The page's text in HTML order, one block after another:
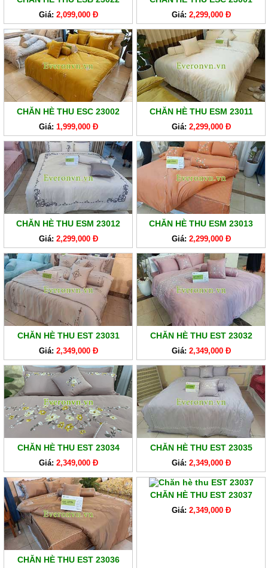
Giá: 2,099,000 Đ Giá: 2,299,000 Đ
CHĂN HÈ THU ESC 23002
Giá: 1,999,000 Đ
CHĂN HÈ THU ESM 23011
Giá: 2,299,000 Đ
CHĂN HÈ THU ESM 23012
Giá: 2,299,000 Đ
CHĂN HÈ THU ESM 23013
Giá: 2,299,000 Đ
CHĂN HÈ THU EST 23031
Giá: 2,349,000 Đ
CHĂN HÈ THU EST 23032
Giá: 2,349,000 Đ
CHĂN HÈ THU EST 23034
Giá: 2,349,000 Đ
CHĂN HÈ THU EST 23035
Giá: 2,349,000 Đ
CHĂN HÈ THU EST 23036
CHĂN HÈ THU EST 23037
Giá: 2,349,000 Đ